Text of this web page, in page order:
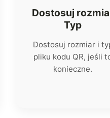
Dostosuj
Typ
Dostosuj rozmiar i
pliku kodu QR, jeśli
konieczne.